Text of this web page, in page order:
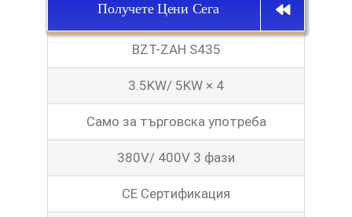
Получете Цени Сега
BZT-ZAH S435
3.5KW/ 5KW × 4
Само за търговска употреба
380V/ 400V 3 фази
CE Сертификация